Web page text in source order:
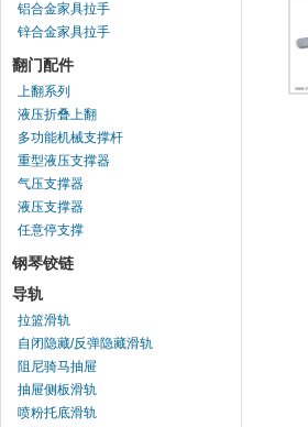
铝合金家具拉手
锌合金家具拉手
翻门配件
上翻系列
液压折叠上翻
多功能机械支撑杆
重型液压支撑器
气压支撑器
液压支撑器
任意停支撑
钢琴铰链
导轨
拉篮滑轨
自闭隐藏/反弹隐藏滑轨
阻尼骑马抽屉
抽屉侧板滑轨
喷粉托底滑轨